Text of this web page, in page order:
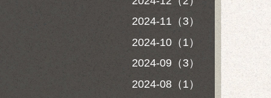
2024-11（3）
2024-10（1）
2024-09（3）
2024-08（1）